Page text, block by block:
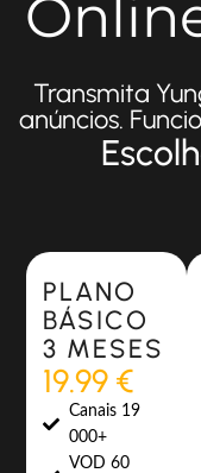
Transmita
anúncios.
Most Popular
PLANO
BÁSICO
3 MESES
19.99 €
Canais 19
000+
VOD 60